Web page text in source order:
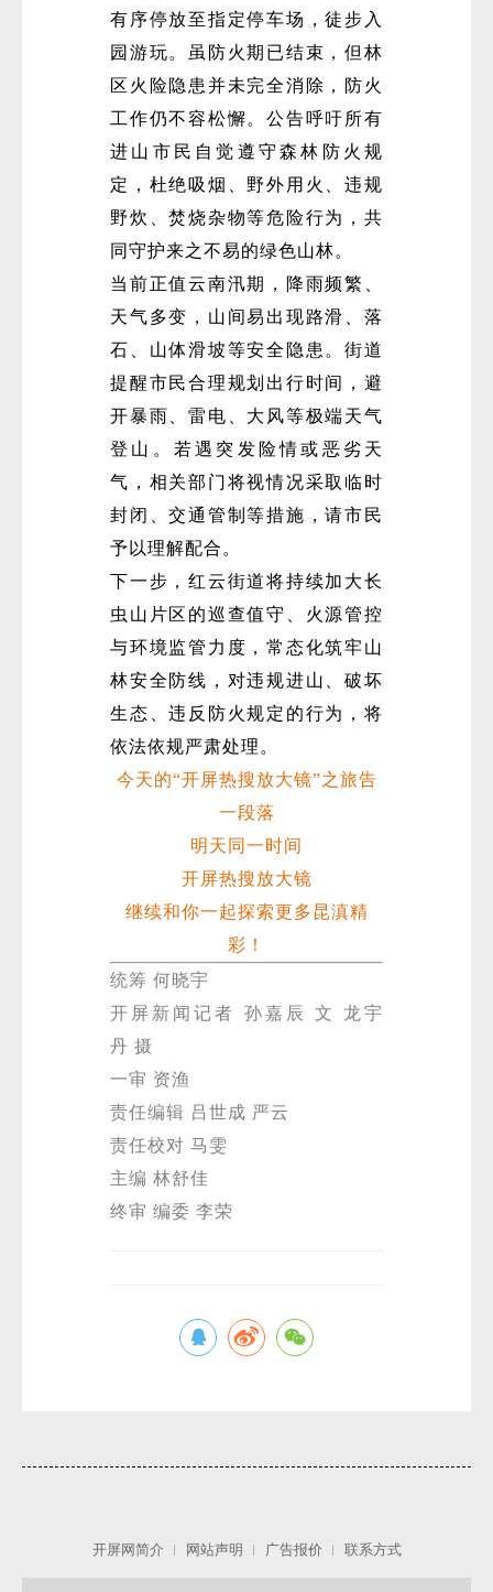
有序停放至指定停车场，徒步入
园游玩。虽防火期已结束，但林
区火险隐患并未完全消除，防火
工作仍不容松懈。公告呼吁所有
进山市民自觉遵守森林防火规
定，杜绝吸烟、野外用火、违规
野炊、焚烧杂物等危险行为，共
同守护来之不易的绿色山林。
当前正值云南汛期，降雨频繁、
天气多变，山间易出现路滑、落
石、山体滑坡等安全隐患。街道
提醒市民合理规划出行时间，避
开暴雨、雷电、大风等极端天气
登山。若遇突发险情或恶劣天
气，相关部门将视情况采取临时
封闭、交通管制等措施，请市民
予以理解配合。
下一步，红云街道将持续加大长
虫山片区的巡查值守、火源管控
与环境监管力度，常态化筑牢山
林安全防线，对违规进山、破坏
生态、违反防火规定的行为，将
依法依规严肃处理。
今天的“开屏热搜放大镜”之旅告
一段落
明天同一时间
开屏热搜放大镜
继续和你一起探索更多昆滇精
彩！
统筹 何晓宇
开屏新闻记者 孙嘉辰 文 龙宇
丹 摄
一审 资渔
责任编辑 吕世成 严云
责任校对 马雯
主编 林舒佳
终审 编委 李荣
开屏网简介 网站声明 广告报价 联系方式